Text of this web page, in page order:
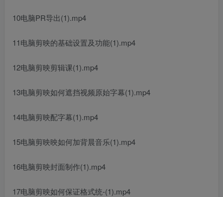
10电脑PR导出(1).mp4
11电脑剪映的基础设置及功能(1).mp4
12电脑剪映剪辑课(1).mp4
13电脑剪映如何遮挡视频原始字幕(1).mp4
14电脑剪映配字幕(1).mp4
15电脑剪映映如何加背晨音乐(1).mp4
16电脑剪映封面制作(1).mp4
17电脑剪映如何保证格式统-(1).mp4